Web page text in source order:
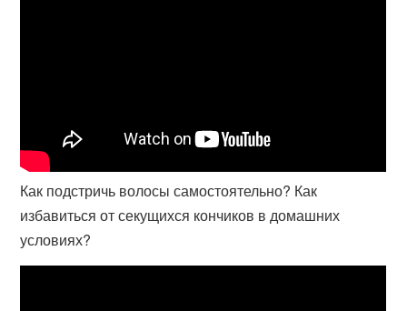
Как подстричь волосы самостоятельно? Как
избавиться от секущихся кончиков в домашних
условиях?